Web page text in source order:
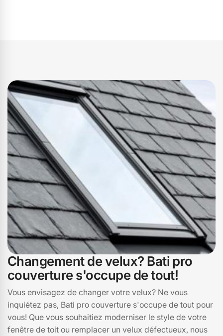
Changement de velux? Bati pro
couverture s'occupe de tout!
Vous envisagez de changer votre velux? Ne vous
inquiétez pas, Bati pro couverture s'occupe de tout pour
vous! Que vous souhaitiez moderniser le style de votre
fenêtre de toit ou remplacer un velux défectueux, nous